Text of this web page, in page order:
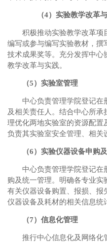
（4）实验教学改革
积极推动实验教学改革项
编写或参与编写实验教材，
技术成果奖等。充分发挥中
教学改革与实践。
（5）实验室管理
中心负责管理学院登记在
及相关责任人。结合中心所
理优化两地实验室的资源配
负责其实验室安全管理、相关
（6）实验仪器设备申购
中心负责管理学院登记在
购及统一管理。明确各专业
有关仪器设备购置、报损、
仪器设备及耗材的相关信息统
（7）信息化管理
推行中心信息化及网络化